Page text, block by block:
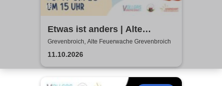
Etwas ist anders | Alte
Feuerwache Grevenbroich |
KOM'MA Theater aus
Duisburg
Grevenbroich, Alte Feuerwache Grevenbroich
11.10.2026